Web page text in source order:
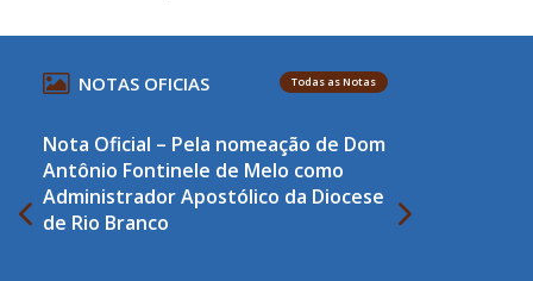
NOTAS OFICIAS Todas as Notas
Nota Oficial – Pela nomeação de Dom
Antônio Fontinele de Melo como
Administrador Apostólico da Diocese
de Rio Branco